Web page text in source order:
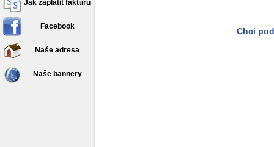
Jak zaplatit fakturu
Facebook
Naše adresa
Naše bannery
Chci